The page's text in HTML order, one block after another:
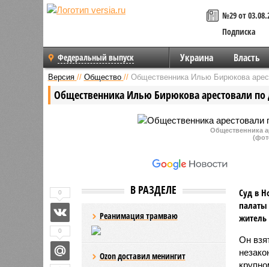
№29 от
Подписка
Федеральный выпуск Украина Власть
Версия // Общество // Общественника Илью Бирюкова
Общественника Илью Бирюкова арестовали по
Общественника
В РАЗДЕЛЕ
Реанимация трамваю
Ozon доставил менингит
Суд в
палаты
Он
0
0